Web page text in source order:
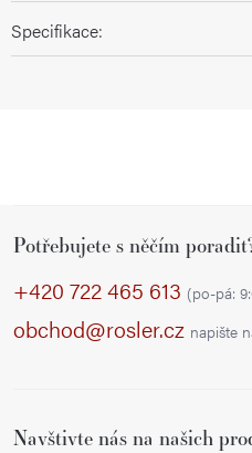
Specifikace:
Potřebujete s něčím
+420 722 465 613 (po-pá:
obchod@rosler.cz napište
Navštivte nás na našich